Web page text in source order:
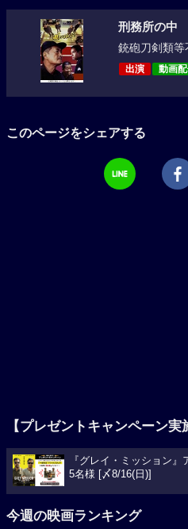
刑務所の中
銃砲刀剣類等
出演 動画
このページをシェアする
【プレゼントキャンペーン実
『グレイ・ミッション』
5名様 [〆8/16(日)]
今週の映画ランキング